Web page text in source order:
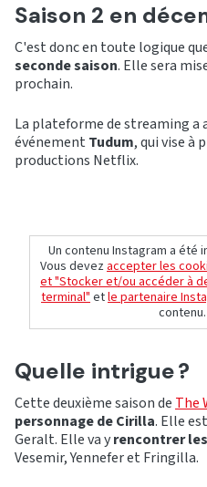
Saison 2 en
C'est donc en toute logique
seconde saison. Elle sera
prochain.
La plateforme de streaming a
événement Tudum, qui vise à
productions Netflix.
Un contenu Instagram a été
Vous devezaccepter les
et "Stocker et/ou accéder à
terminal"etle partenaire
contenu.
Quelle intrigue ?
Cette deuxième saison de The
personnage de Cirilla. Elle
Geralt. Elle va yrencontrer
Vesemir, Yennefer et Fringilla.